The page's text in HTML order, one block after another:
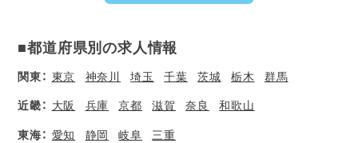
■都道府県別の求人情報
関東： 東京 神奈川 埼玉 千葉 茨城 栃木 群馬
近畿： 大阪 兵庫 京都 滋賀 奈良 和歌山
東海： 愛知 静岡 岐阜 三重